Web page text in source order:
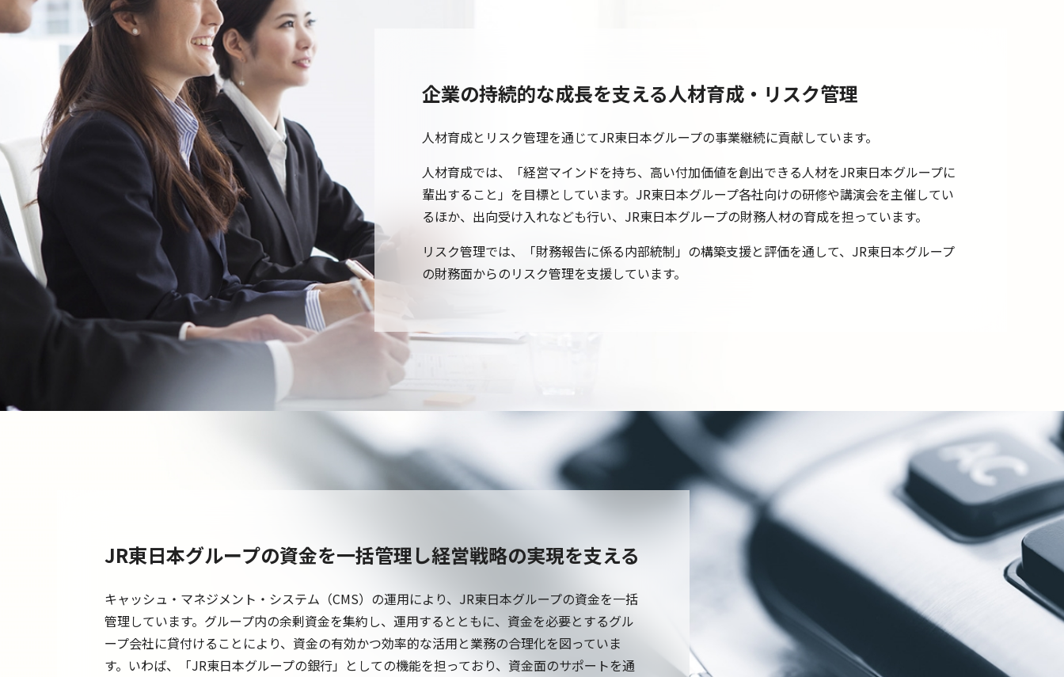
企業の持続的な成長を支える人材育成・リスク管理
人材育成とリスク管理を通じてJR東日本グループの事業継続に貢献しています。
人材育成では、「経営マインドを持ち、高い付加価値を創出できる人材をJR東日本グループに
輩出すること」を目標としています。JR東日本グループ各社向けの研修や講演会を主催してい
るほか、出向受け入れなども行い、JR東日本グループの財務人材の育成を担っています。
リスク管理では、「財務報告に係る内部統制」の構築支援と評価を通して、JR東日本グループ
の財務面からのリスク管理を支援しています。
JR東日本グループの資金を一括管理し経営戦略の実現を支える
キャッシュ・マネジメント・システム（CMS）の運用により、JR東日本グループの資金を一括
管理しています。グループ内の余剰資金を集約し、運用するとともに、資金を必要とするグル
ープ会社に貸付けることにより、資金の有効かつ効率的な活用と業務の合理化を図っていま
す。いわば、「JR東日本グループの銀行」としての機能を担っており、資金面のサポートを通